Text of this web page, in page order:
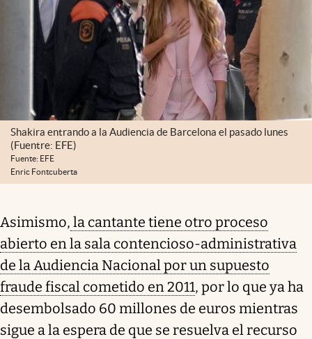
Shakira entrando a la Audiencia de Barcelona el pasado lunes
(Fuentre: EFE)
Fuente: EFE
Enric Fontcuberta
Asimismo, la cantante tiene otro proceso
abierto en la sala contencioso-administrativa
de la Audiencia Nacional por un supuesto
fraude fiscal cometido en 2011, por lo que ya ha
desembolsado 60 millones de euros mientras
sigue a la espera de que se resuelva el recurso